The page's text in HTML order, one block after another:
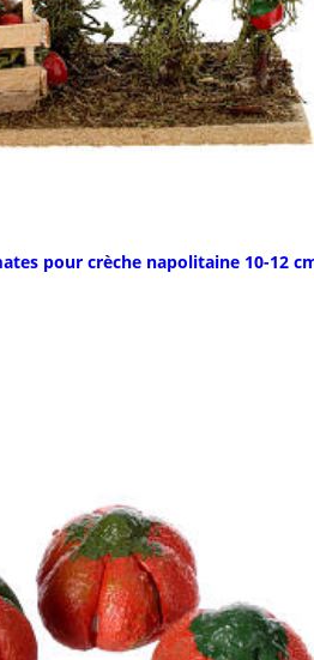
pour crèche napolitaine 10-12